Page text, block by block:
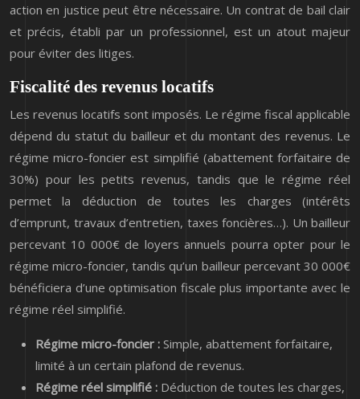
action en justice peut être nécessaire. Un contrat de bail clair
et précis, établi par un professionnel, est un atout majeur
pour éviter des litiges.
Fiscalité des revenus locatifs
Les revenus locatifs sont imposés. Le régime fiscal applicable
dépend du statut du bailleur et du montant des revenus. Le
régime micro-foncier est simplifié (abattement forfaitaire de
30%) pour les petits revenus, tandis que le régime réel
permet la déduction de toutes les charges (intérêts
d’emprunt, travaux d’entretien, taxes foncières…). Un bailleur
percevant 10 000€ de loyers annuels pourra opter pour le
régime micro-foncier, tandis qu’un bailleur percevant 30 000€
bénéficiera d’une optimisation fiscale plus importante avec le
régime réel simplifié.
Régime micro-foncier : Simple, abattement forfaitaire,
limité à un certain plafond de revenus.
Régime réel simplifié : Déduction de toutes les charges,